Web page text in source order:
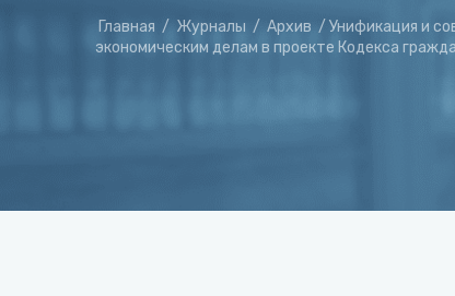
Главная / Журналы / Архив / Унификация и
экономическим делам в проекте Кодекса